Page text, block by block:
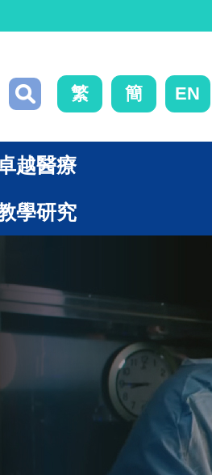
繁 簡 EN
越醫療
學研究